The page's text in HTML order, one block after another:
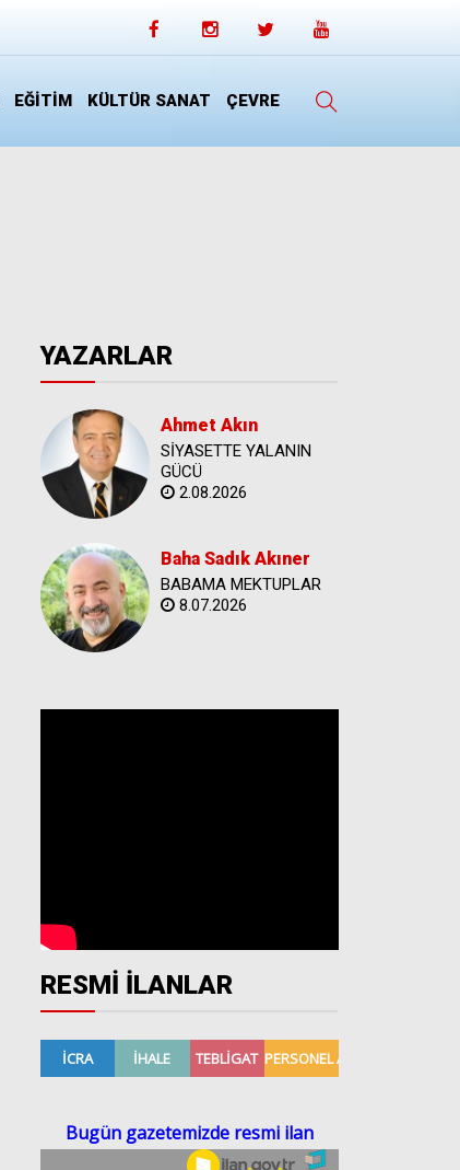
EĞİTİM KÜLTÜR SANAT ÇEVRE
YAZARLAR
Ahmet Akın
SİYASETTE YALANIN
GÜCÜ
2.08.2026
Baha Sadık Akıner
BABAMA MEKTUPLAR
8.07.2026
RESMİ İLANLAR